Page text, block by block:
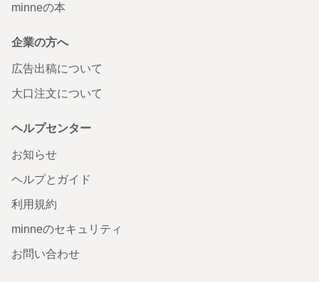
minneの本
企業の方へ
広告出稿について
大口注文について
ヘルプセンター
お知らせ
ヘルプとガイド
利用規約
minneのセキュリティ
お問い合わせ